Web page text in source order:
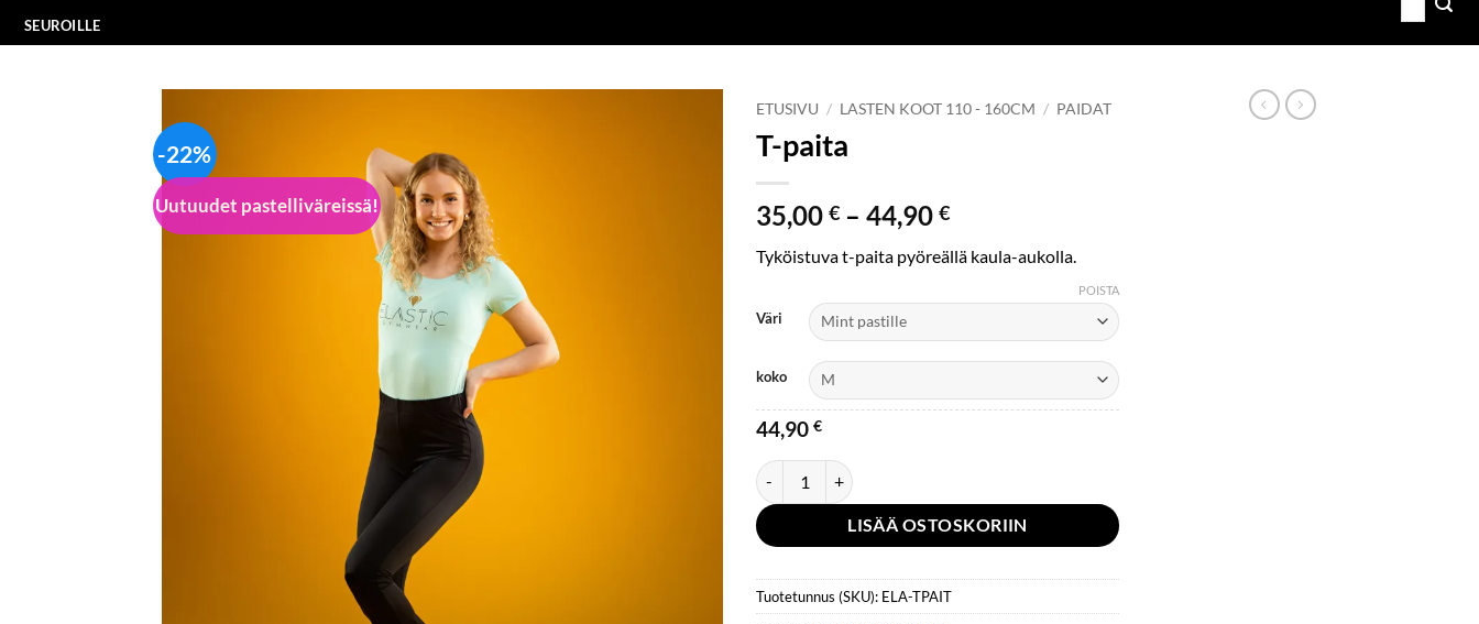
SEUROILLE
-22%
Uutuudet pastelliväreissä!
ETUSIVU / LASTEN KOOT 110 - 160CM / PAIDAT
T-paita
35,00 € – 44,90 €Hintaluokka:
-
Tyköistuva t-paita pyöreällä kaula-aukolla.
Väri
koko
POISTA
44,90 €
T-paita määrä
LISÄÄ OSTOSKORIIN
Tuotetunnus (SKU): ELA-TPAIT